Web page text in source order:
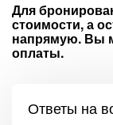
Для
стоимости, а
напрямую. Вы
оплаты.
Ответы на